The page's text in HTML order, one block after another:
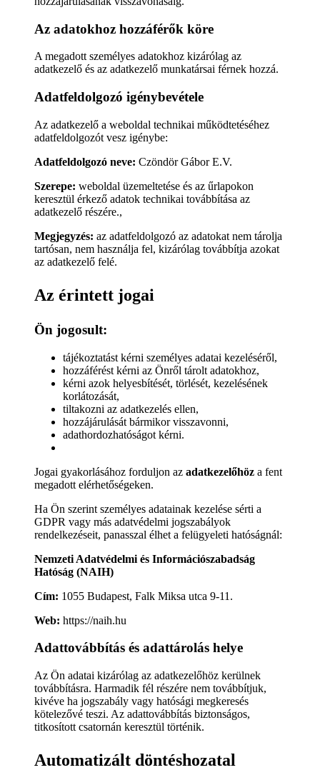
Az adatokhoz hozzáférők köre
A megadott személyes adatokhoz kizárólag az
adatkezelő és az adatkezelő munkatársai férnek hozzá.
Adatfeldolgozó igénybevétele
Az adatkezelő a weboldal technikai működtetéséhez
adatfeldolgozót vesz igénybe:
Adatfeldolgozó neve: Czöndör Gábor E.V.
Szerepe: weboldal üzemeltetése és az űrlapokon
keresztül érkező adatok technikai továbbítása az
adatkezelő részére.,
Megjegyzés: az adatfeldolgozó az adatokat nem tárolja
tartósan, nem használja fel, kizárólag továbbítja azokat
az adatkezelő felé.
Az érintett jogai
Ön jogosult:
tájékoztatást kérni személyes adatai kezeléséről,
hozzáférést kérni az Önről tárolt adatokhoz,
kérni azok helyesbítését, törlését, kezelésének
korlátozását,
tiltakozni az adatkezelés ellen,
hozzájárulását bármikor visszavonni,
adathordozhatóságot kérni.
Jogai gyakorlásához forduljon az adatkezelőhöz a fent
megadott elérhetőségeken.
Ha Ön szerint személyes adatainak kezelése sérti a
GDPR vagy más adatvédelmi jogszabályok
rendelkezéseit, panasszal élhet a felügyeleti hatóságnál:
Nemzeti Adatvédelmi és Információszabadság
Hatóság (NAIH)
Cím: 1055 Budapest, Falk Miksa utca 9-11.
Web: https://naih.hu
Adattovábbítás és adattárolás helye
Az Ön adatai kizárólag az adatkezelőhöz kerülnek
továbbításra. Harmadik fél részére nem továbbítjuk,
kivéve ha jogszabály vagy hatósági megkeresés
kötelezővé teszi. Az adattovábbítás biztonságos,
titkosított csatornán keresztül történik.
Automatizált döntéshozatal